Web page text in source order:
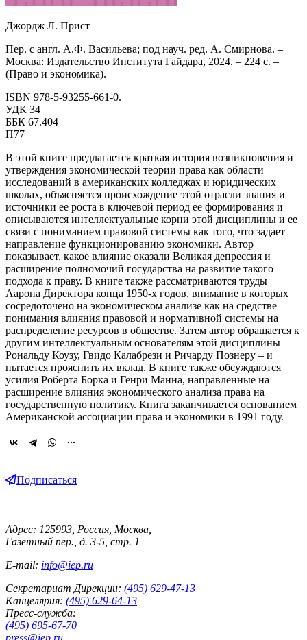
Джордж Л. Прист
Пер. с англ. А.Ф. Васильева; под науч. ред. А. Смирнова. –
Москва: Издательство Института Гайдара, 2024. – 224 с. –
(Право и экономика).
ISBN 978-5-93255-661-0.
УДК 34
ББК 67.404
П77
В этой книге предлагается краткая история возникновения и
утверждения экономической теории права как области
исследований в американских колледжах и юридических
школах, объясняется происхождение этой отрасли знания и
источники ее роста в ключевой период ее формирования и
описываются интеллектуальные корни этой дисциплины и ее
связи с пониманием правовой системы как того, что задает
направление функционированию экономики. Автор
показывает, какое влияние оказали Великая депрессия и
расширение полномочий государства на развитие такого
подхода к праву. В книге также рассматриваются труды
Аарона Директора конца 1950-х годов, внимание в которых
сосредоточено на экономическом анализе как на средстве
понимания влияния правовой и нормативной системы на
распределение ресурсов в обществе. Затем автор обращается к
другим интеллектуальным основателям этой дисциплины –
Рональду Коузу, Гвидо Калабрези и Ричарду Познеру – и
пытается прояснить их вклад. В книге также обсуждаются
усилия Роберта Борка и Генри Манна, направленные на
расширение влияния экономического анализа права на
государственную политику. Книга заканчивается основанием
Американской ассоциации права и экономики в 1991 году.
Подписаться
Адрес: 125993, Россия, Москва,
Газетный пер., д. 3-5, стр. 1
E-mail: info@iep.ru
Секретариат Дирекции: (495) 629-47-13
Канцелярия: (495) 629-64-13
Пресс-служба:
(495) 695-67-70
press@iep.ru